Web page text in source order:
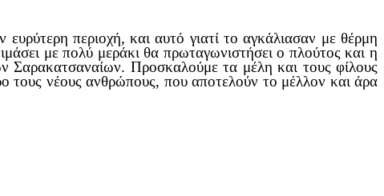
περιοχή, και αυτό γιατί το αγκάλιασαν με θέρμη
με πολύ μεράκι θα πρωταγωνιστήσει ο πλούτος και η
Σαρακατσαναίων. Προσκαλούμε τα μέλη και τους φίλους
νέους ανθρώπους, που αποτελούν το μέλλον και άρα